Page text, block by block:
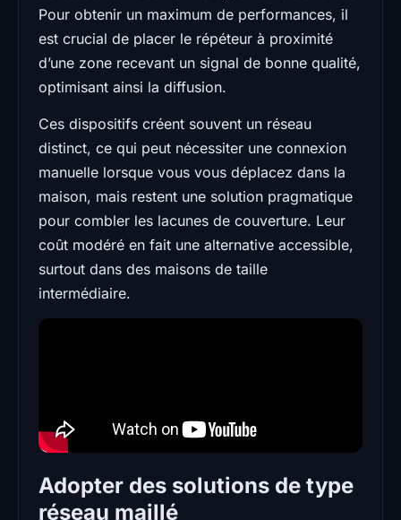
Pour obtenir un maximum de performances, il
est crucial de placer le répéteur à proximité
d’une zone recevant un signal de bonne qualité,
optimisant ainsi la diffusion.
Ces dispositifs créent souvent un réseau
distinct, ce qui peut nécessiter une connexion
manuelle lorsque vous vous déplacez dans la
maison, mais restent une solution pragmatique
pour combler les lacunes de couverture. Leur
coût modéré en fait une alternative accessible,
surtout dans des maisons de taille
intermédiaire.
Adopter des solutions de type
réseau maillé